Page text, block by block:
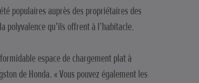
populaires auprès des propriétaires des
polyvalence qu’ils offrent à l’habitacle.
espace de chargement plat à
de Honda. « Vous pouvez également les